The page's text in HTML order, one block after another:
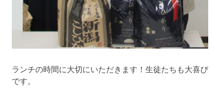
ランチの時間に大切にいただきます！生徒たちも大喜び
です。